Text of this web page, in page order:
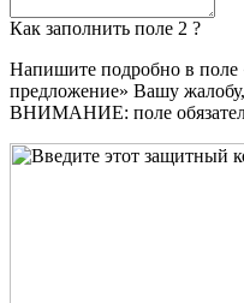
Как заполнить поле 2 ?
Напишите подробно в
предложение» Вашу
ВНИМАНИЕ: поле